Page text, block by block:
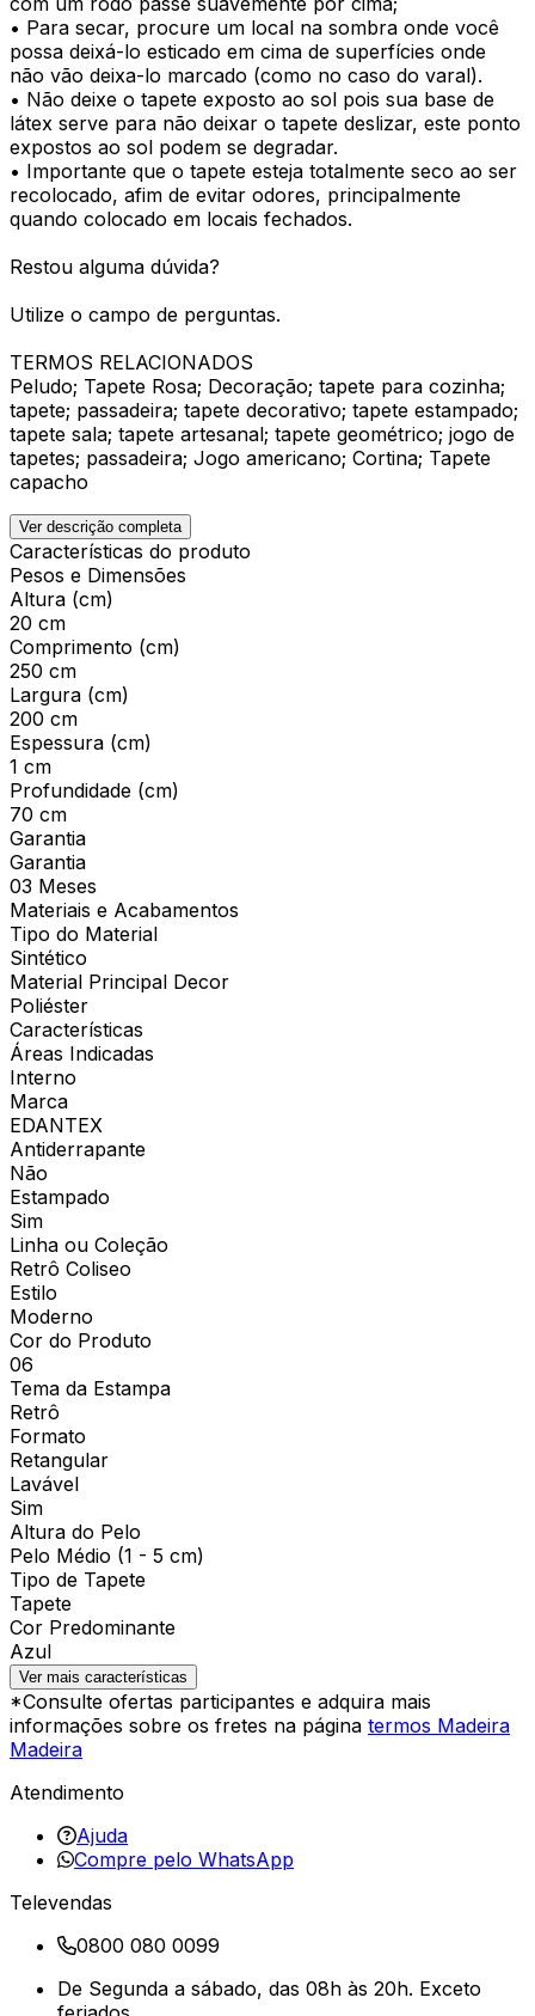
• Para secar, procure um local na sombra onde você
possa deixá-lo esticado em cima de superfícies onde
não vão deixa-lo marcado (como no caso do varal).
• Não deixe o tapete exposto ao sol pois sua base de
látex serve para não deixar o tapete deslizar, este ponto
expostos ao sol podem se degradar.
• Importante que o tapete esteja totalmente seco ao ser
recolocado, afim de evitar odores, principalmente
quando colocado em locais fechados.
Restou alguma dúvida?
Utilize o campo de perguntas.
TERMOS RELACIONADOS
Peludo; Tapete Rosa; Decoração; tapete para cozinha;
tapete; passadeira; tapete decorativo; tapete estampado;
tapete sala; tapete artesanal; tapete geométrico; jogo de
tapetes; passadeira; Jogo americano; Cortina; Tapete
capacho
Ver descrição completa
Características do produto
Pesos e Dimensões
Altura (cm)
20 cm
Comprimento (cm)
250 cm
Largura (cm)
200 cm
Espessura (cm)
1 cm
Profundidade (cm)
70 cm
Garantia
Garantia
03 Meses
Materiais e Acabamentos
Tipo do Material
Sintético
Material Principal Decor
Poliéster
Características
Áreas Indicadas
Interno
Marca
EDANTEX
Antiderrapante
Não
Estampado
Sim
Linha ou Coleção
Retrô Coliseo
Estilo
Moderno
Cor do Produto
06
Tema da Estampa
Retrô
Formato
Retangular
Lavável
Sim
Altura do Pelo
Pelo Médio (1 - 5 cm)
Tipo de Tapete
Tapete
Cor Predominante
Azul
Ver mais características
*Consulte ofertas participantes e adquira mais
informações sobre os fretes na página termos Madeira
Madeira
Atendimento
Ajuda
Compre pelo WhatsApp
Televendas
0800 080 0099
De Segunda a sábado, das 08h às 20h. Exceto